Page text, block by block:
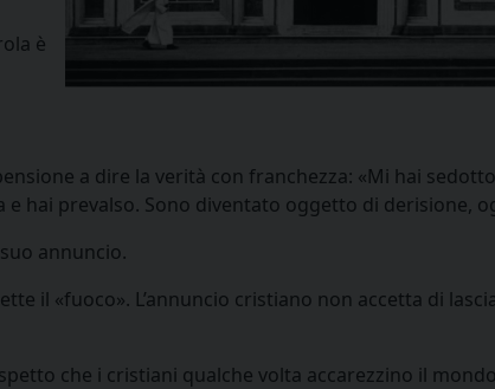
è
a dire la verità con franchezza: «Mi hai
hai prevalso. Sono diventato oggetto di derisione,
annuncio.
il «fuoco». L’annuncio cristiano non accetta di
che i cristiani qualche volta accarezzino il